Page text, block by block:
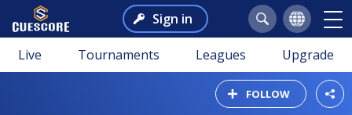
Sign in
Live Tournaments Leagues Upgrade
FOLLOW